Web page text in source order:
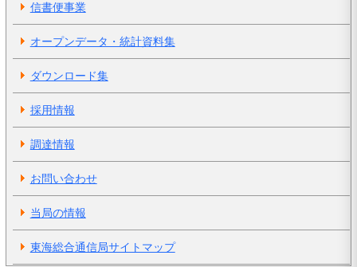
信書便事業
オープンデータ・統計資料集
ダウンロード集
採用情報
調達情報
お問い合わせ
当局の情報
東海総合通信局サイトマップ